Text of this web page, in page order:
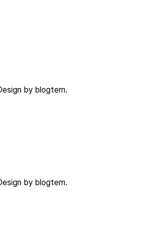
by blogtem.
by blogtem.